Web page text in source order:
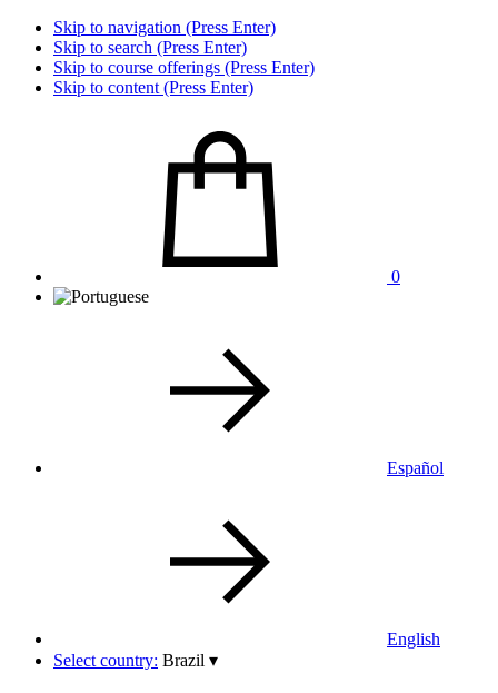
Skip to navigation (Press Enter)
Skip to search (Press Enter)
Skip to course offerings (Press Enter)
Skip to content (Press Enter)
0
Español
English
Select country: Brazil ▾